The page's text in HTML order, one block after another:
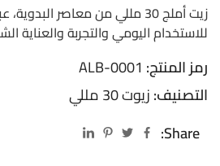
زيت أملج 30 مللي من معاصر
للاستخدام اليومي والتجربة والعناية
رمز المنتج: ALB-0001
التصنيف:زيوت 30 مللي
Share: